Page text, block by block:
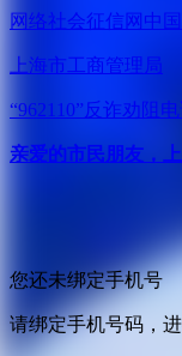
网络社会征信网 中
上海市工商管理局
“962110”反诈劝阻
亲爱的市民朋友，
您还未绑定手机号
请绑定手机号码，进